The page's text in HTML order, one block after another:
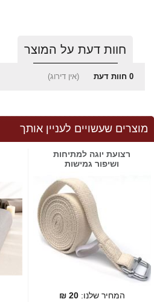
חוות דעת על המוצר
0 חוות דעת (אין דירוג)
מוצרים שעשויים לעניין אותך
רצועת יוגה למתיחות
ושיפור גמישות
המחיר שלנו:20
₪